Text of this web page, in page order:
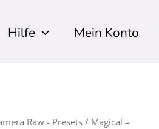
Hilfe Mein Konto
Raw - Presets / Magical –